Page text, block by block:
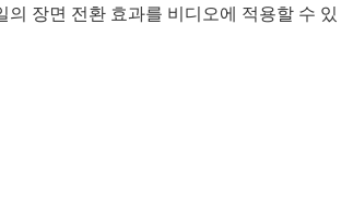
장면 전환 효과를 비디오에 적용할 수 있